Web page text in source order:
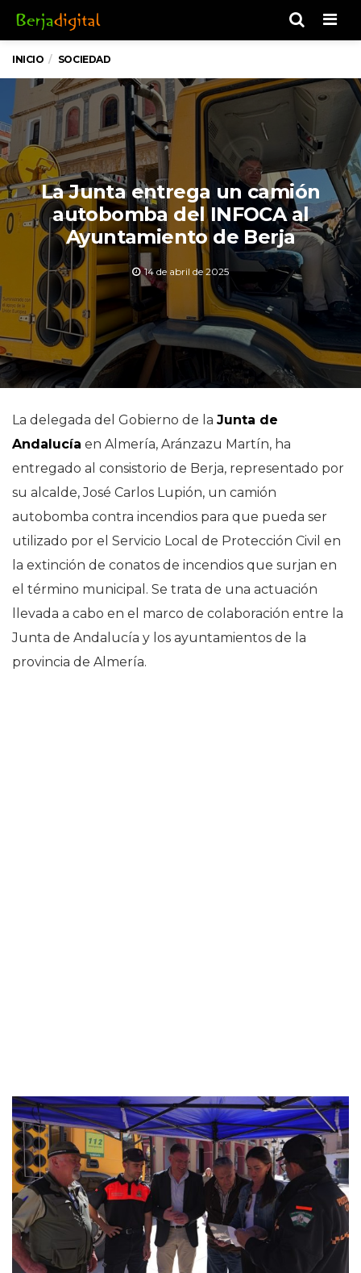
INICIO SOCIEDAD
La Junta entrega un camión
autobomba del INFOCA al
Ayuntamiento de Berja
14 de abril de 2025
La delegada del Gobierno de la Junta de
Andalucía en Almería, Aránzazu Martín, ha
entregado al consistorio de Berja, representado por
su alcalde, José Carlos Lupión, un camión
autobomba contra incendios para que pueda ser
utilizado por el Servicio Local de Protección Civil en
la extinción de conatos de incendios que surjan en
el término municipal. Se trata de una actuación
llevada a cabo en el marco de colaboración entre la
Junta de Andalucía y los ayuntamientos de la
provincia de Almería.